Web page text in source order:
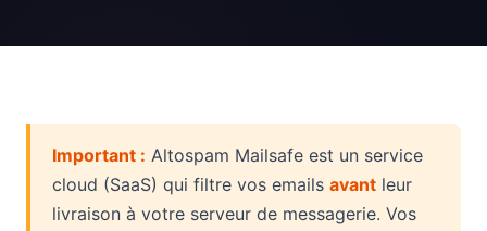
Important : Altospam Mailsafe est un service
cloud (SaaS) qui filtre vos emails avant leur
livraison à votre serveur de messagerie. Vos